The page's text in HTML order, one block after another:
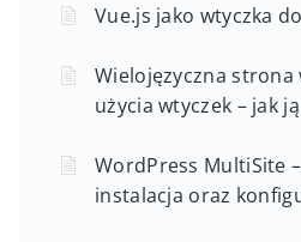
Vue.js jako wtyczka
Wielojęzyczna strona
użycia wtyczek – jak
WordPress MultiSite
instalacja oraz